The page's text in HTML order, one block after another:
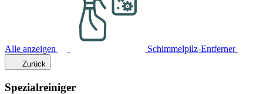
Alle anzeigen Schimmelpilz-Entferner
Zurück
Spezialreiniger